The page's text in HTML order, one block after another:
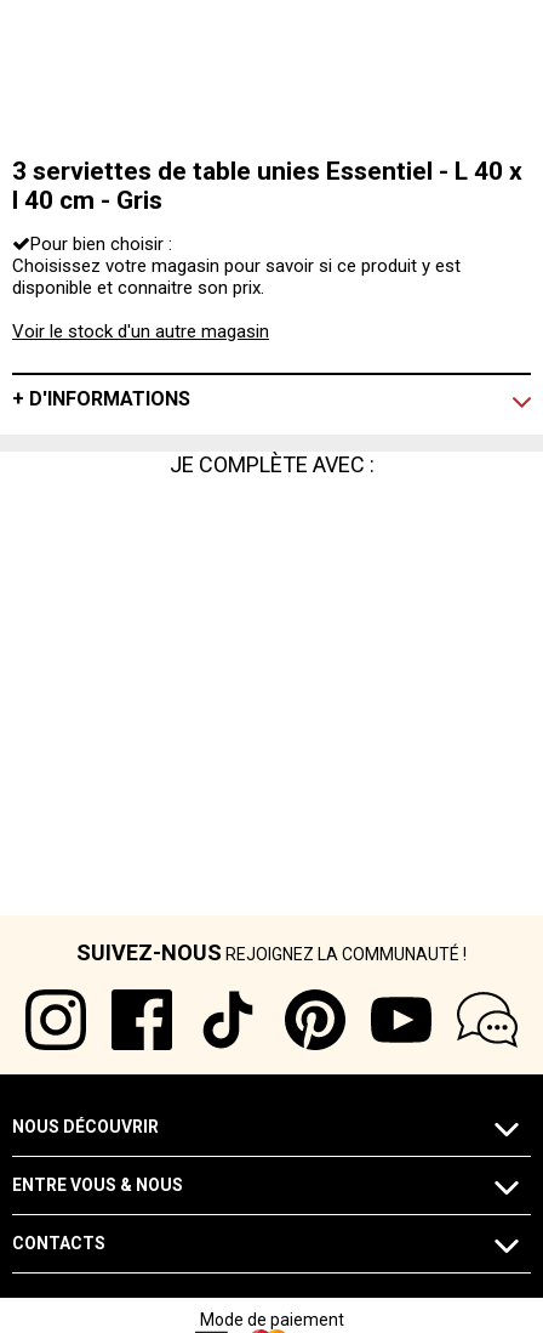
3 serviettes de table unies Essentiel - L 40 x
l 40 cm - Gris
Pour bien choisir :
Choisissez votre magasin pour savoir si ce produit y est
disponible et connaitre son prix.
Voir le stock d'un autre magasin
+ D'INFORMATIONS
JE COMPLÈTE AVEC :
SUIVEZ-NOUS REJOIGNEZ LA COMMUNAUTÉ !
NOUS DÉCOUVRIR
ENTRE VOUS & NOUS
CONTACTS
Mode de paiement